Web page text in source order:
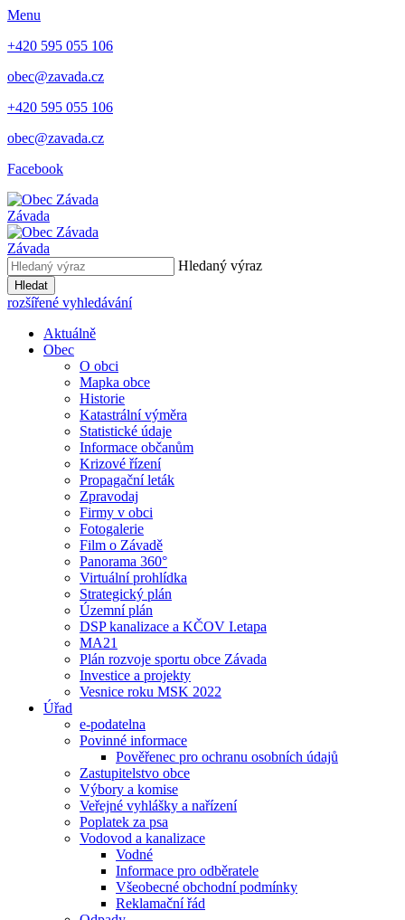
Menu
+420 595 055 106
obec@zavada.cz
+420 595 055 106
obec@zavada.cz
Facebook
Závada
Závada
Hledaný výraz
Hledat
rozšířené vyhledávání
Aktuálně
Obec
O obci
Mapka obce
Historie
Katastrální výměra
Statistické údaje
Informace občanům
Krizové řízení
Propagační leták
Zpravodaj
Firmy v obci
Fotogalerie
Film o Závadě
Panorama 360°
Virtuální prohlídka
Strategický plán
Územní plán
DSP kanalizace a KČOV I.etapa
MA21
Plán rozvoje sportu obce Závada
Investice a projekty
Vesnice roku MSK 2022
Úřad
e-podatelna
Povinné informace
Pověřenec pro ochranu osobních údajů
Zastupitelstvo obce
Výbory a komise
Veřejné vyhlášky a nařízení
Poplatek za psa
Vodovod a kanalizace
Vodné
Informace pro odběratele
Všeobecné obchodní podmínky
Reklamační řád